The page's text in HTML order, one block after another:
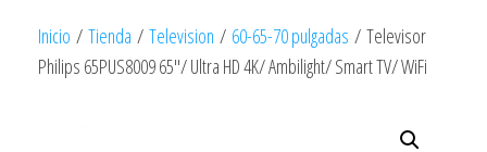
Inicio / Tienda / Television / 60-65-70 pulgadas / Televisor
Philips 65PUS8009 65″/ Ultra HD 4K/ Ambilight/ Smart TV/ WiFi